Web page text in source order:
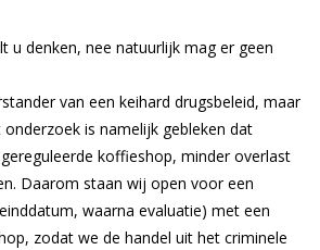
u denken, nee natuurlijk mag er geen
van een keihard drugsbeleid, maar
is namelijk gebleken dat
koffieshop, minder overlast
Daarom staan wij open voor een
waarna evaluatie) met een
zodat we de handel uit het criminele